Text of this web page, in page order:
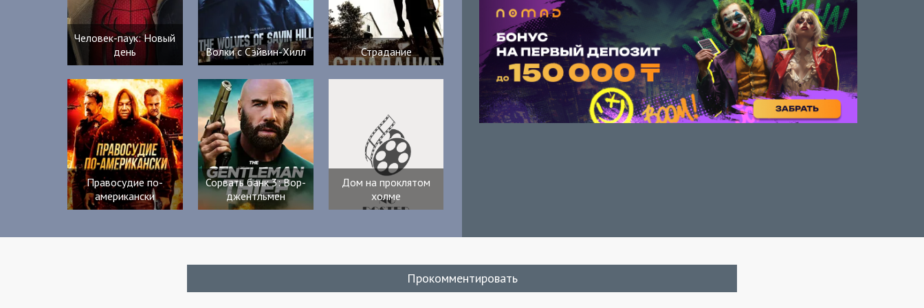
Человек-паук: Новый
день
Волки с Сэйвин-Хилл Страдание
Правосудие по-
американски
Сорвать банк 3: Вор-
джентльмен
Дом на проклятом
холме
Прокомментировать